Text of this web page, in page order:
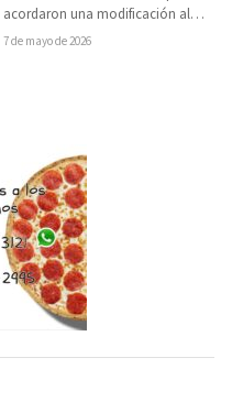
acordaron una modificación al
calendario escolar 2025-2026, por lo
7 de mayo de 2026